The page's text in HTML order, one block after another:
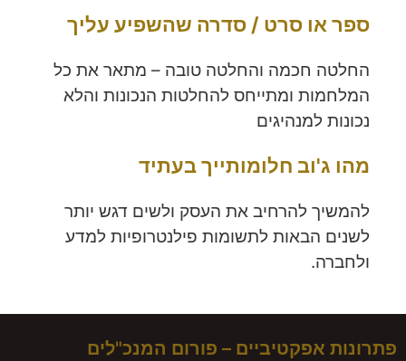
ספר או סרט / סדרה שהשפיע עליך
החלטה חכמה והחלטה טובה – מתאר את כל
המלחמות ומתייחס להחלטות הנכונות והלא
נכונות למנהיגים
מהו ג'וב חלומותייך בעתיד
להמשיך להרחיב את העסק ולשים דגש יותר
לשנים הבאות לתשומות פילנטרופיות למדע
ולחברה.
פתרונות אפקטיביים – פורום המנכ"לים